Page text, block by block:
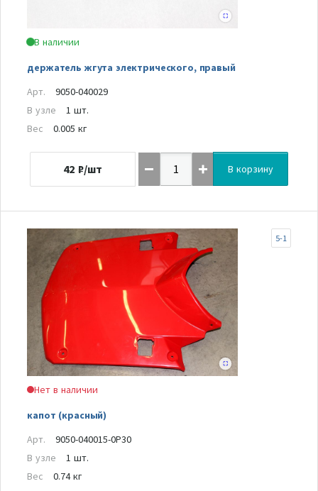
В наличии
держатель жгута электрического, правый
Арт.
9050-040029
В узле
1 шт.
Вес
0.005 кг
42 ₽/шт В корзину
Нет в наличии
капот (красный)
5-1
Арт.
9050-040015-0P30
В узле
1 шт.
Вес
0.74 кг